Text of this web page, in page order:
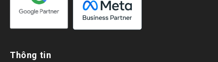
Thông tin